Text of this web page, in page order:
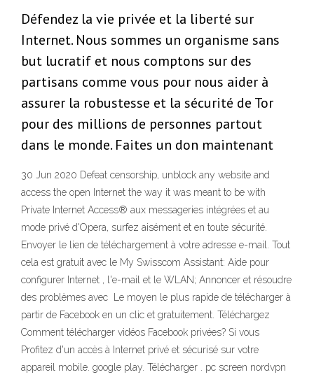
Défendez la vie privée et la liberté sur
Internet. Nous sommes un organisme sans
but lucratif et nous comptons sur des
partisans comme vous pour nous aider à
assurer la robustesse et la sécurité de Tor
pour des millions de personnes partout
dans le monde. Faites un don maintenant
30 Jun 2020 Defeat censorship, unblock any website and
access the open Internet the way it was meant to be with
Private Internet Access® aux messageries intégrées et au
mode privé d'Opera, surfez aisément et en toute sécurité.
Envoyer le lien de téléchargement à votre adresse e-mail. Tout
cela est gratuit avec le My Swisscom Assistant: Aide pour
configurer Internet , l'e-mail et le WLAN; Annoncer et résoudre
des problèmes avec Le moyen le plus rapide de télécharger à
partir de Facebook en un clic et gratuitement. Téléchargez
Comment télécharger vidéos Facebook privées? Si vous
Profitez d'un accès à Internet privé et sécurisé sur votre
appareil mobile. google play. Télécharger . pc screen nordvpn